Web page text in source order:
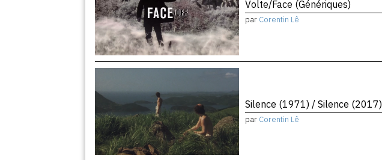
Volte/Face (Génériques)
par Corentin Lê
Silence (1971) / Silence (2017)
par Corentin Lê